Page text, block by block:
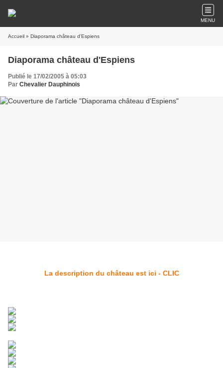
MENU
Accueil » Diaporama château d'Espiens
Diaporama château d'Espiens
Publié le 17/02/2005 à 05:03
Par Chevalier Dauphinois
La description du château est ici - CLIC